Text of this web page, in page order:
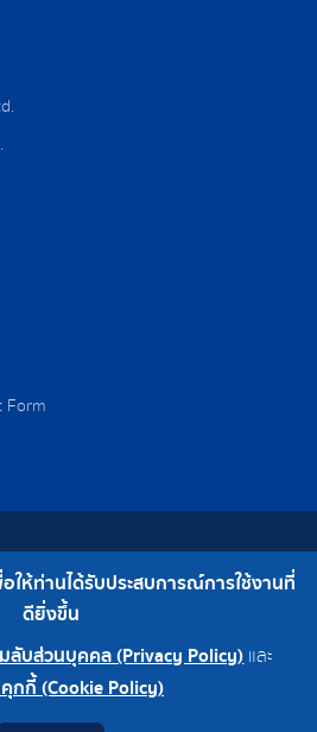
Form
Co., Ltd. All Rights Reserved.
2308-2102 | Fax : 0-2308-2487
อให้ท่านได้รับประสบการณ์การใช้งานที่
ดียิ่งขึ้น
ลับส่วนบุคคล (Privacy Policy) และ
กกี้ (Cookie Policy)
0-2308-2102
0-2324-0515-6